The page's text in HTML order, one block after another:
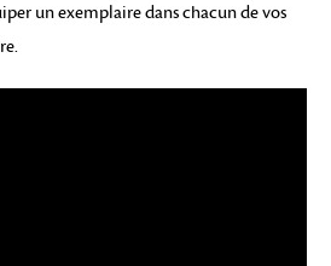
un exemplaire dans chacun de vos